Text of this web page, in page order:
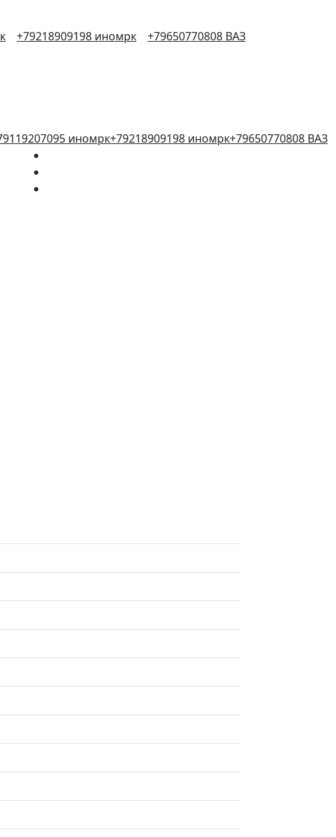
+79218909198 иномрк +79650770808 ВАЗ
иномрк+79218909198 иномрк+79650770808 ВАЗ